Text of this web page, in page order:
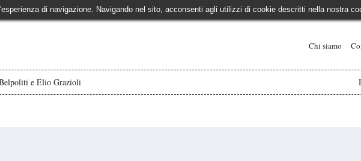
di navigazione. Navigando nel sito, acconsenti agli utilizzi di cookie descritti nella nostra
Chi siamo
e Elio Grazioli